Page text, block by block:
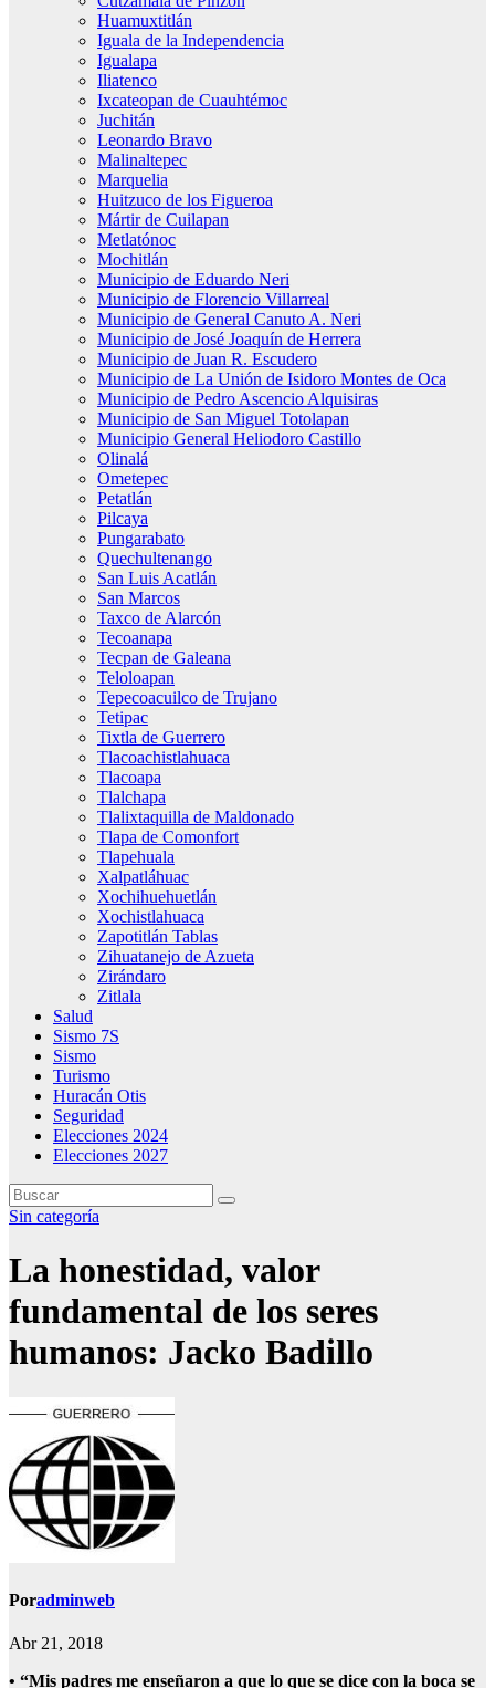
Huamuxtitlán
Iguala de la Independencia
Igualapa
Iliatenco
Ixcateopan de Cuauhtémoc
Juchitán
Leonardo Bravo
Malinaltepec
Marquelia
Huitzuco de los Figueroa
Mártir de Cuilapan
Metlatónoc
Mochitlán
Municipio de Eduardo Neri
Municipio de Florencio Villarreal
Municipio de General Canuto A. Neri
Municipio de José Joaquín de Herrera
Municipio de Juan R. Escudero
Municipio de La Unión de Isidoro Montes de Oca
Municipio de Pedro Ascencio Alquisiras
Municipio de San Miguel Totolapan
Municipio General Heliodoro Castillo
Olinalá
Ometepec
Petatlán
Pilcaya
Pungarabato
Quechultenango
San Luis Acatlán
San Marcos
Taxco de Alarcón
Tecoanapa
Tecpan de Galeana
Teloloapan
Tepecoacuilco de Trujano
Tetipac
Tixtla de Guerrero
Tlacoachistlahuaca
Tlacoapa
Tlalchapa
Tlalixtaquilla de Maldonado
Tlapa de Comonfort
Tlapehuala
Xalpatláhuac
Xochihuehuetlán
Xochistlahuaca
Zapotitlán Tablas
Zihuatanejo de Azueta
Zirándaro
Zitlala
Salud
Sismo 7S
Sismo
Turismo
Huracán Otis
Seguridad
Elecciones 2024
Elecciones 2027
Sin categoría
La honestidad, valor
fundamental de los seres
humanos: Jacko Badillo
Poradminweb
Abr 21, 2018
• “Mis padres me enseñaron a que lo que se dice con la boca se